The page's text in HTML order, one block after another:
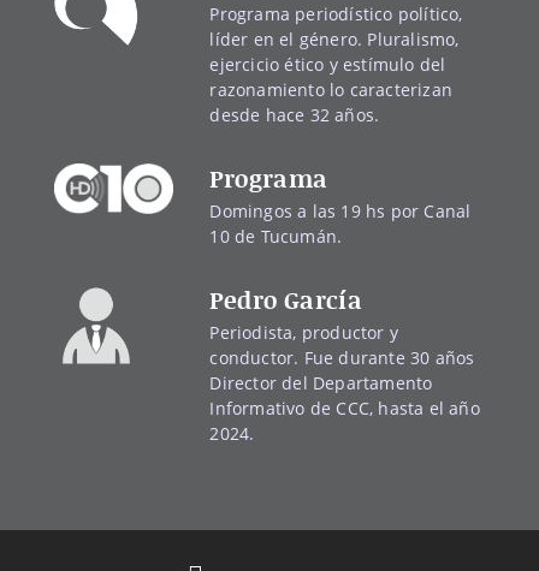
Programa periodístico político,
líder en el género. Pluralismo,
ejercicio ético y estímulo del
razonamiento lo caracterizan
desde hace 32 años.
Programa
Domingos a las 19 hs por Canal
10 de Tucumán.
Pedro García
Periodista, productor y
conductor. Fue durante 30 años
Director del Departamento
Informativo de CCC, hasta el año
2024.